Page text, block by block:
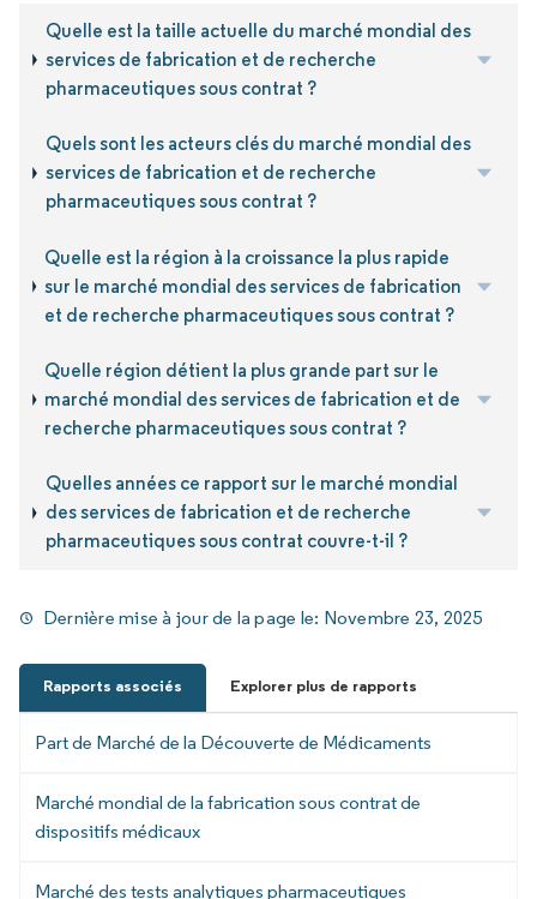
Quelle est la taille actuelle du marché mondial des
services de fabrication et de recherche
pharmaceutiques sous contrat ?
Quels sont les acteurs clés du marché mondial des
services de fabrication et de recherche
pharmaceutiques sous contrat ?
Quelle est la région à la croissance la plus rapide
sur le marché mondial des services de fabrication
et de recherche pharmaceutiques sous contrat ?
Quelle région détient la plus grande part sur le
marché mondial des services de fabrication et de
recherche pharmaceutiques sous contrat ?
Quelles années ce rapport sur le marché mondial
des services de fabrication et de recherche
pharmaceutiques sous contrat couvre-t-il ?
Dernière mise à jour de la page le: Novembre 23, 2025
Rapports associés Explorer plus de rapports
Part de Marché de la Découverte de Médicaments
Marché mondial de la fabrication sous contrat de
dispositifs médicaux
Marché des tests analytiques pharmaceutiques